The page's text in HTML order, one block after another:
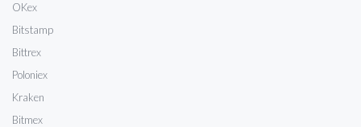
OKex
Bitstamp
Bittrex
Poloniex
Kraken
Bitmex